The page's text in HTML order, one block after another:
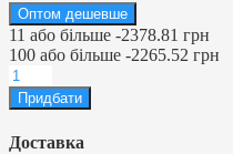
Оптом дешевше
11 або більше -2378.81 грн
100 або більше -2265.52 грн
Доставка